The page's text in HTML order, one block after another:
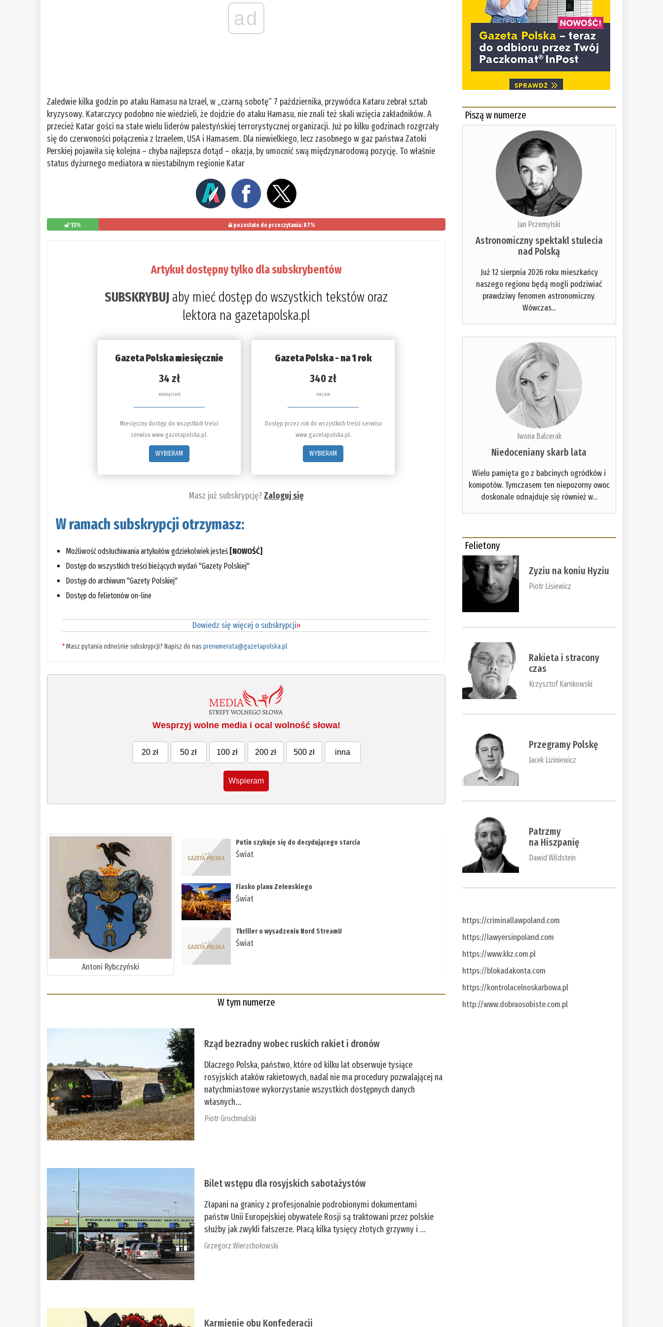
ad
Zaledwie kilka godzin po ataku Hamasu na Izrael, w „czarną sobotę” 7 października, przywódca Kataru zebrał sztab
kryzysowy. Katarczycy podobno nie wiedzieli, że dojdzie do ataku Hamasu, nie znali też skali wzięcia zakładników. A
przecież Katar gości na stałe wielu liderów palestyńskiej terrorystycznej organizacji. Już po kilku godzinach rozgrzały
się do czerwoności połączenia z Izraelem, USA i Hamasem. Dla niewielkiego, lecz zasobnego w gaz państwa Zatoki
Perskiej pojawiła się kolejna – chyba najlepsza dotąd – okazja, by umocnić swą międzynarodową pozycję. To właśnie
status dyżurnego mediatora w niestabilnym regionie Katar
13% pozostało do przeczytania: 87%
Artykuł dostępny tylko dla subskrybentów
SUBSKRYBUJ aby mieć dostęp do wszystkich tekstów oraz
lektora na gazetapolska.pl
Gazeta Polska miesięcznie
34 zł
miesięcznie
Miesięczny dostęp do wszystkich treści
serwisu www.gazetapolska.pl.
WYBIERAM
Gazeta Polska - na 1 rok
340 zł
rocznie
Dostęp przez rok do wszystkich treści serwisu
www.gazetapolska.pl.
WYBIERAM
Masz już subskrypcję?Zaloguj się
W ramach subskrypcji otrzymasz:
Możliwość odsłuchiwania artykułów gdziekolwiek jesteś [NOWOŚĆ]
Dostęp do wszystkich treści bieżących wydań "Gazety Polskiej"
Dostęp do archiwum "Gazety Polskiej"
Dostęp do felietonów on-line
Dowiedz się więcej o subskrypcji»
*Masz pytania odnośnie subskrypcji? Napisz do nasprenumerata@gazetapolska.pl
Wesprzyj wolne media i ocal wolność słowa!
20 zł 50 zł 100 zł 200 zł 500 zł inna
Wspieram
Antoni Rybczyński
Putin szykuje się do decydującego starcia
Świat
Fiasko planu Zełenskiego
Świat
Thriller o wysadzeniu Nord StreamU
Świat
W tym numerze
Rząd bezradny wobec ruskich rakiet i dronów
Dlaczego Polska, państwo, które od kilku lat obserwuje tysiące
rosyjskich ataków rakietowych, nadal nie ma procedury pozwalającej na
natychmiastowe wykorzystanie wszystkich dostępnych danych
własnych...
Piotr Grochmalski
Bilet wstępu dla rosyjskich sabotażystów
Złapani na granicy z profesjonalnie podrobionymi dokumentami
państw Unii Europejskiej obywatele Rosji są traktowani przez polskie
służby jak zwykli fałszerze. Płacą kilka tysięcy złotych grzywny i ...
Grzegorz Wierzchołowski
Karmienie obu Konfederacji
Piszą w numerze
Jan Przemyłski
Astronomiczny spektakl stulecia
nad Polską
Już 12 sierpnia 2026 roku mieszkańcy
naszego regionu będą mogli podziwiać
prawdziwy fenomen astronomiczny.
Wówczas...
Iwona Balcerak
Niedoceniany skarb lata
Wielu pamięta go z babcinych ogródków i
kompotów. Tymczasem ten niepozorny owoc
doskonale odnajduje się również w...
Felietony
Zyziu na koniu Hyziu
Piotr Lisiewicz
Rakieta i stracony
czas
Krzysztof Karnkowski
Przegramy Polskę
Jacek Liziniewicz
Patrzmy
na Hiszpanię
Dawid Wildstein
https://criminallawpoland.com
https://lawyersinpoland.com
https://www.kkz.com.pl
https://blokadakonta.com
https://kontrolacelnoskarbowa.pl
http://www.dobraosobiste.com.pl